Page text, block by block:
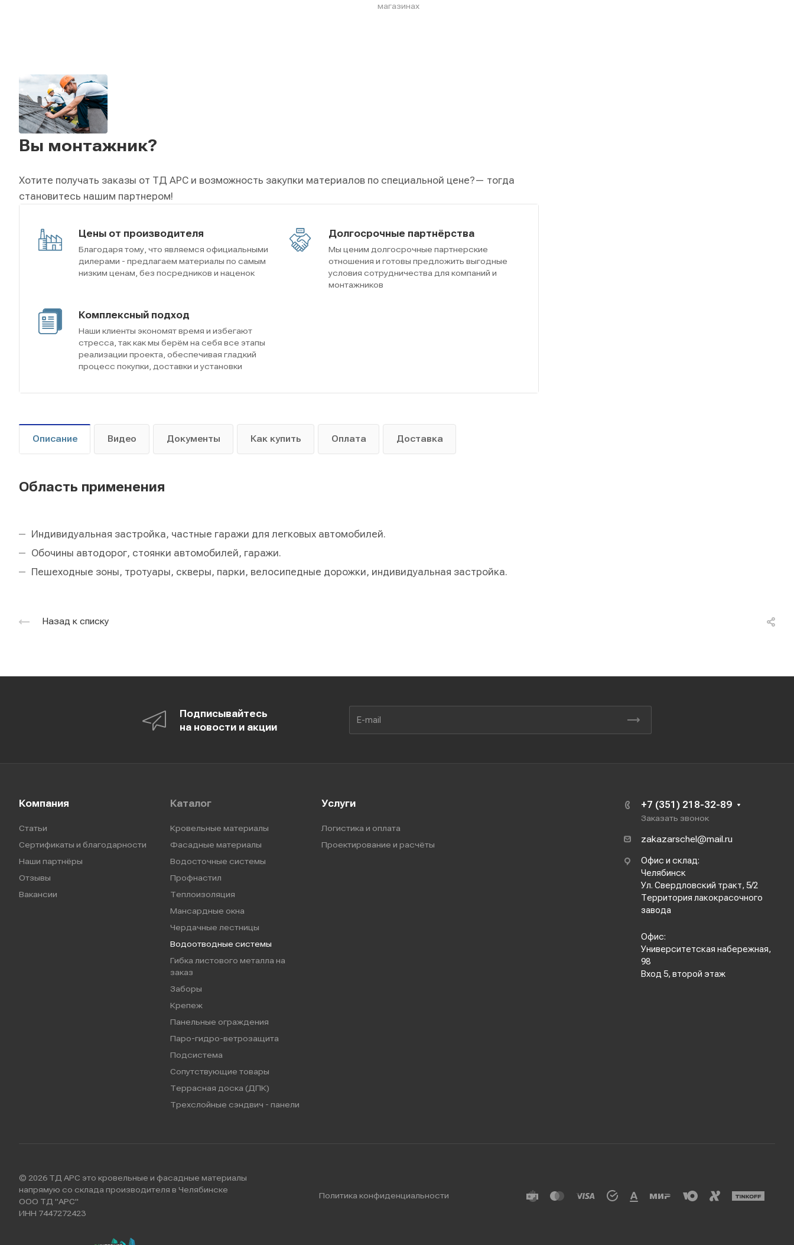
магазинах
Вы монтажник?
Хотите получать заказы от ТД АРС и возможность закупки материалов по специальной цене?— тогда
становитесь нашим партнером!
Цены от производителя
Благодаря тому, что являемся официальными
дилерами - предлагаем материалы по самым
низким ценам, без посредников и наценок
Долгосрочные партнёрства
Мы ценим долгосрочные партнерские
отношения и готовы предложить выгодные
условия сотрудничества для компаний и
монтажников
Комплексный подход
Наши клиенты экономят время и избегают
стресса, так как мы берём на себя все этапы
реализации проекта, обеспечивая гладкий
процесс покупки, доставки и установки
Описание Видео Документы Как купить Оплата Доставка
Область применения
Индивидуальная застройка, частные гаражи для легковых автомобилей.
Обочины автодорог, стоянки автомобилей, гаражи.
Пешеходные зоны, тротуары, скверы, парки, велосипедные дорожки, индивидуальная застройка.
Назад к списку
Подписывайтесь
на новости и акции
Компания
Статьи
Сертификаты и благодарности
Наши партнёры
Отзывы
Вакансии
Каталог
Кровельные материалы
Фасадные материалы
Водосточные системы
Профнастил
Теплоизоляция
Мансардные окна
Чердачные лестницы
Водоотводные системы
Гибка листового металла на
заказ
Заборы
Крепеж
Панельные ограждения
Паро-гидро-ветрозащита
Подсистема
Сопутствующие товары
Террасная доска (ДПК)
Трехслойные сэндвич - панели
Услуги
Логистика и оплата
Проектирование и расчёты
+7 (351) 218-32-89
Заказать звонок
zakazarschel@mail.ru
Офис и склад:
Челябинск
Ул. Свердловский тракт, 5/2
Территория лакокрасочного
завода
Офис:
Университетская набережная,
98
Вход 5, второй этаж
© 2026 ТД АРС это кровельные и фасадные материалы
напрямую со склада производителя в Челябинске
ООО ТД "АРС"
ИНН 7447272423
Политика конфиденциальности